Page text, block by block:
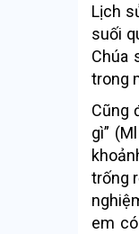
Lịch
suối
Chúa
trong
Cũng
gì”
trống
em